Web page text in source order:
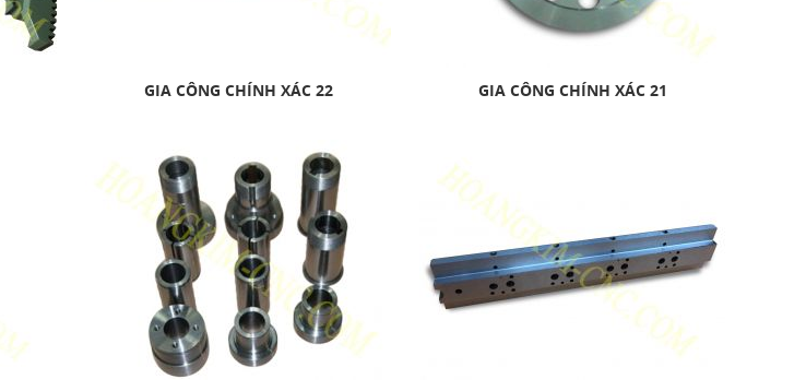
GIA CÔNG CHÍNH XÁC 22 GIA CÔNG CHÍNH XÁC 21